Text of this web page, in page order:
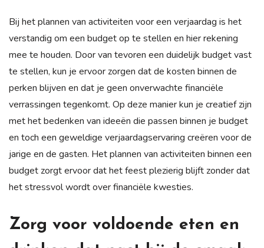
Bij het plannen van activiteiten voor een verjaardag is het
verstandig om een budget op te stellen en hier rekening
mee te houden. Door van tevoren een duidelijk budget vast
te stellen, kun je ervoor zorgen dat de kosten binnen de
perken blijven en dat je geen onverwachte financiële
verrassingen tegenkomt. Op deze manier kun je creatief zijn
met het bedenken van ideeën die passen binnen je budget
en toch een geweldige verjaardagservaring creëren voor de
jarige en de gasten. Het plannen van activiteiten binnen een
budget zorgt ervoor dat het feest plezierig blijft zonder dat
het stressvol wordt over financiële kwesties.
Zorg voor voldoende eten en